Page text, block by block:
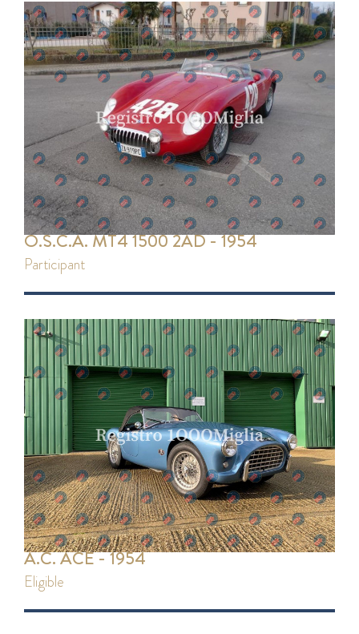
O.S.C.A. MT4 1500 2AD - 1954
participant
A.C. ACE - 1954
eligible